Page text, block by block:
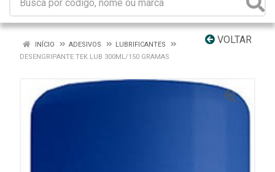
VOLTAR
INÍCIO ADESIVOS
LUBRIFICANTES
DESENGRIPANTE TEK LUB 300ML/150 GRAMAS